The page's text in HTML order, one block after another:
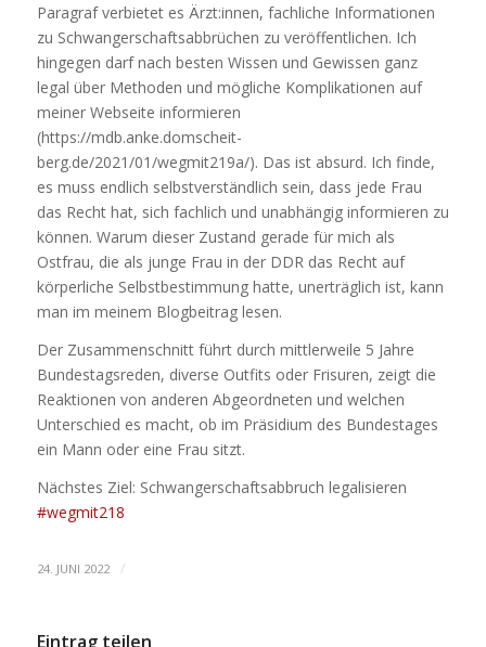
Paragraf verbietet es Ärzt:innen, fachliche Informationen
zu Schwangerschaftsabbrüchen zu veröffentlichen. Ich
hingegen darf nach besten Wissen und Gewissen ganz
legal über Methoden und mögliche Komplikationen auf
meiner Webseite informieren
(https://mdb.anke.domscheit-
berg.de/2021/01/wegmit219a/). Das ist absurd. Ich finde,
es muss endlich selbstverständlich sein, dass jede Frau
das Recht hat, sich fachlich und unabhängig informieren zu
können. Warum dieser Zustand gerade für mich als
Ostfrau, die als junge Frau in der DDR das Recht auf
körperliche Selbstbestimmung hatte, unerträglich ist, kann
man im meinem Blogbeitrag lesen.
Der Zusammenschnitt führt durch mittlerweile 5 Jahre
Bundestagsreden, diverse Outfits oder Frisuren, zeigt die
Reaktionen von anderen Abgeordneten und welchen
Unterschied es macht, ob im Präsidium des Bundestages
ein Mann oder eine Frau sitzt.
Nächstes Ziel: Schwangerschaftsabbruch legalisieren
#wegmit218
24. JUNI 2022 /
Eintrag teilen